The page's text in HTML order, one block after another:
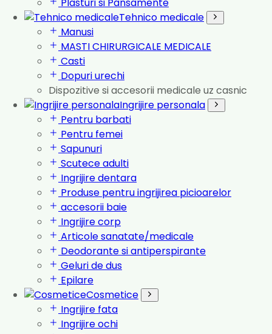
Tehnico medicale
Manusi
MASTI CHIRURGICALE MEDICALE
Casti
Dopuri urechi
Dispozitive si accesorii medicale uz casnic
Ingrijire personala
Pentru barbati
Pentru femei
Sapunuri
Scutece adulti
Ingrijire dentara
Produse pentru ingrijirea picioarelor
accesorii baie
Ingrijire corp
Articole sanatate/medicale
Deodorante si antiperspirante
Geluri de dus
Epilare
Cosmetice
Ingrijire fata
Ingrijire ochi